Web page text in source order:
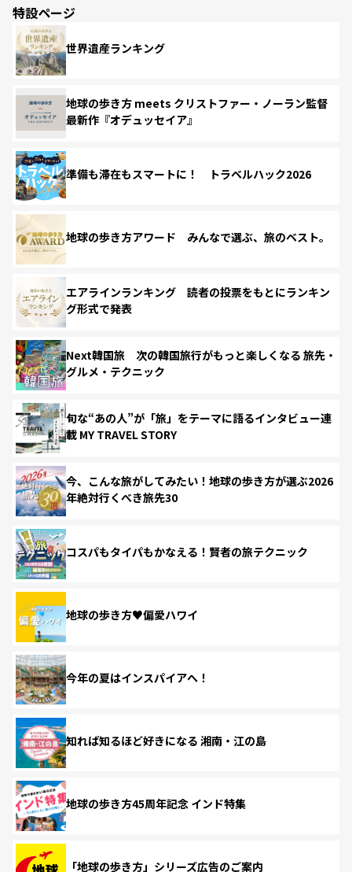
特設ページ
世界遺産ランキング
地球の歩き方 meets クリストファー・ノーラン監督
最新作『オデュッセイア』
準備も滞在もスマートに！ トラベルハック2026
地球の歩き方アワード みんなで選ぶ、旅のベスト。
エアラインランキング 読者の投票をもとにランキン
グ形式で発表
Next韓国旅 次の韓国旅行がもっと楽しくなる 旅先・
グルメ・テクニック
旬な“あの人”が「旅」をテーマに語るインタビュー連
載 MY TRAVEL STORY
今、こんな旅がしてみたい！地球の歩き方が選ぶ2026
年絶対行くべき旅先30
コスパもタイパもかなえる！賢者の旅テクニック
地球の歩き方♥偏愛ハワイ
今年の夏はインスパイアへ！
知れば知るほど好きになる 湘南・江の島
地球の歩き方45周年記念 インド特集
「地球の歩き方」シリーズ広告のご案内